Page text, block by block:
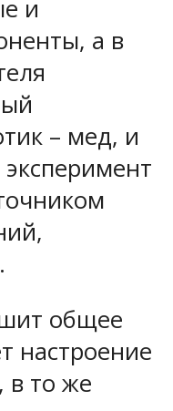
и
а в
– мед, и
общее
настроение
в то же